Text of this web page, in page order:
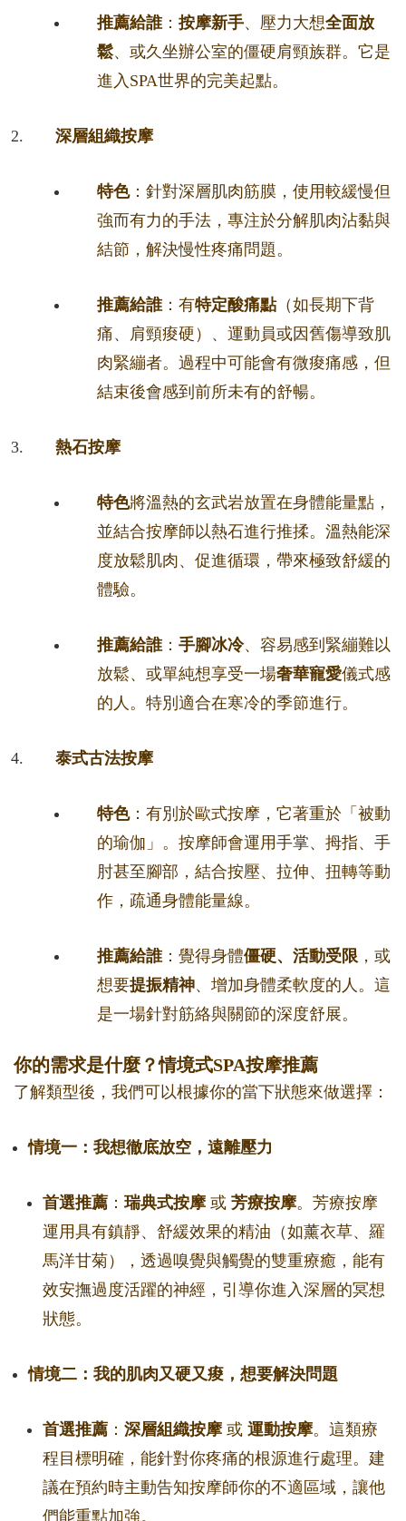
推薦給誰： 按摩新手、壓力大想全面放
鬆、或久坐辦公室的僵硬肩頸族群。它是
進入SPA世界的完美起點。
深層組織按摩
特色：針對深層肌肉筋膜，使用較緩慢但
強而有力的手法，專注於分解肌肉沾黏與
結節，解決慢性疼痛問題。
推薦給誰：有特定酸痛點（如長期下背
痛、肩頸痠硬）、運動員或因舊傷導致肌
肉緊繃者。過程中可能會有微痠痛感，但
結束後會感到前所未有的舒暢。
熱石按摩
特色將溫熱的玄武岩放置在身體能量點，
並結合按摩師以熱石進行推揉。溫熱能深
度放鬆肌肉、促進循環，帶來極致舒緩的
體驗。
推薦給誰： 手腳冰冷、容易感到緊繃難以
放鬆、或單純想享受一場奢華寵愛儀式感
的人。特別適合在寒冷的季節進行。
泰式古法按摩
特色：有別於歐式按摩，它著重於「被動
的瑜伽」。按摩師會運用手掌、拇指、手
肘甚至腳部，結合按壓、拉伸、扭轉等動
作，疏通身體能量線。
推薦給誰：覺得身體僵硬、活動受限 ，或
想要提振精神、增加身體柔軟度的人。這
是一場針對筋絡與關節的深度舒展。
你的需求是什麼？情境式SPA按摩推薦
了解類型後，我們可以根據你的當下狀態來做選擇：
情境一：我想徹底放空，遠離壓力
首選推薦 ： 瑞典式按摩或 芳療按摩。芳療按摩
運用具有鎮靜、舒緩效果的精油（如薰衣草、羅
馬洋甘菊），透過嗅覺與觸覺的雙重療癒，能有
效安撫過度活躍的神經，引導你進入深層的冥想
狀態。
情境二：我的肌肉又硬又痠，想要解決問題
首選推薦 ： 深層組織按摩或 運動按摩。這類療
程目標明確，能針對你疼痛的根源進行處理。建
議在預約時主動告知按摩師你的不適區域，讓他
們能重點加強。